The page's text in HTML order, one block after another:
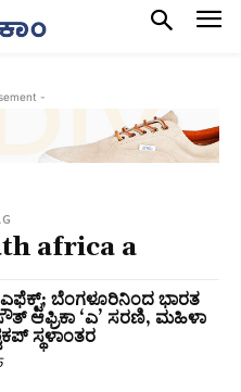
-
africa a
ಎಫೆಕ್ಟ್;‌ ಬೆಂಗಳೂರಿನಿಂದ ಭಾರತ
ಸೌತ್ ಆಫ್ರಿಕಾ ‘ಎ’ ಸರಣಿ, ಮಹಿಳಾ
ಸ್ಥಳಾಂತರ